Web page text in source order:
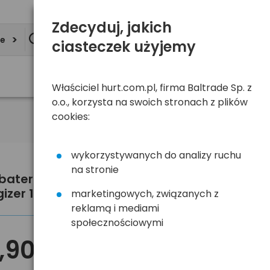
do aparatów słuchowych
13
zł
Zdecyduj, jakich
ciasteczek użyjemy
Właściciel hurt.com.pl, firma Baltrade Sp. z
o.o., korzysta na swoich stronach z plików
cookies:
wykorzystywanych do analizy ruchu
na stronie
marketingowych, związanych z
reklamą i mediami
społecznościowymi